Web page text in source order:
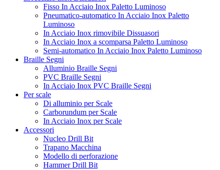
Fisso In Acciaio Inox Paletto Luminoso
Pneumatico-automatico In Acciaio Inox Paletto
Luminoso
In Acciaio Inox rimovibile Dissuasori
In Acciaio Inox a scomparsa Paletto Luminoso
Semi-automatico In Acciaio Inox Paletto Luminoso
Braille Segni
Alluminio Braille Segni
PVC Braille Segni
In Acciaio Inox PVC Braille Segni
Per scale
Di alluminio per Scale
Carborundum per Scale
In Acciaio Inox per Scale
Accessori
Nucleo Drill Bit
Trapano Macchina
Modello di perforazione
Hammer Drill Bit